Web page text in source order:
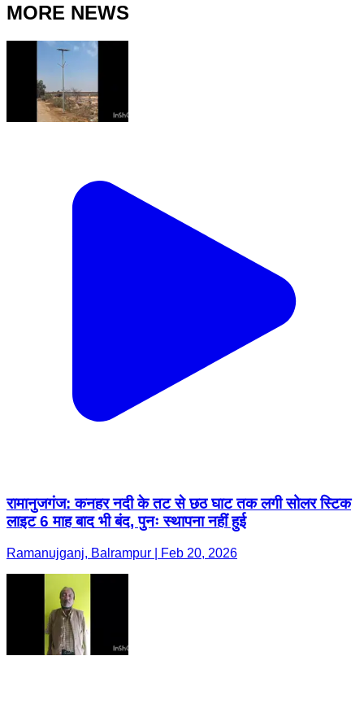
MORE NEWS
रामानुजगंज: कनहर नदी के तट से छठ घाट तक लगी सोलर स्टिक
लाइट 6 माह बाद भी बंद, पुनः स्थापना नहीं हुई
Ramanujganj, Balrampur | Feb 20, 2026